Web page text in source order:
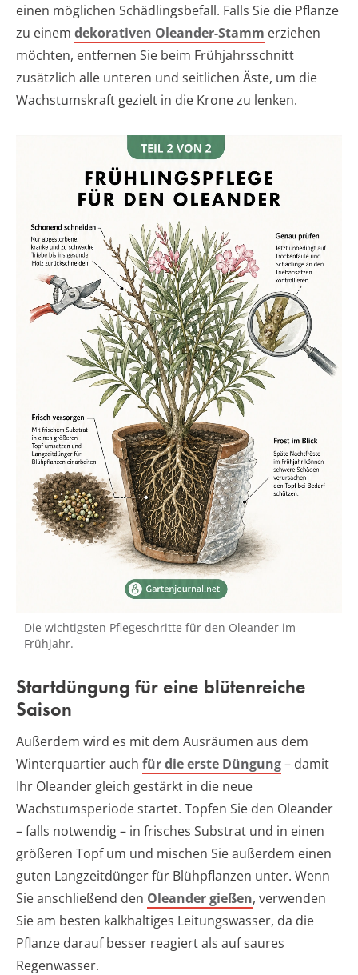
einen möglichen Schädlingsbefall. Falls Sie die Pflanze
zu einem dekorativen Oleander-Stamm erziehen
möchten, entfernen Sie beim Frühjahrsschnitt
zusätzlich alle unteren und seitlichen Äste, um die
Wachstumskraft gezielt in die Krone zu lenken.
Die wichtigsten Pflegeschritte für den Oleander im
Frühjahr.
Startdüngung für eine blütenreiche
Saison
Außerdem wird es mit dem Ausräumen aus dem
Winterquartier auch für die erste Düngung– damit
Ihr Oleander gleich gestärkt in die neue
Wachstumsperiode startet. Topfen Sie den Oleander
– falls notwendig – in frisches Substrat und in einen
größeren Topf um und mischen Sie außerdem einen
guten Langzeitdünger für Blühpflanzen unter. Wenn
Sie anschließend den Oleander gießen, verwenden
Sie am besten kalkhaltiges Leitungswasser, da die
Pflanze darauf besser reagiert als auf saures
Regenwasser.